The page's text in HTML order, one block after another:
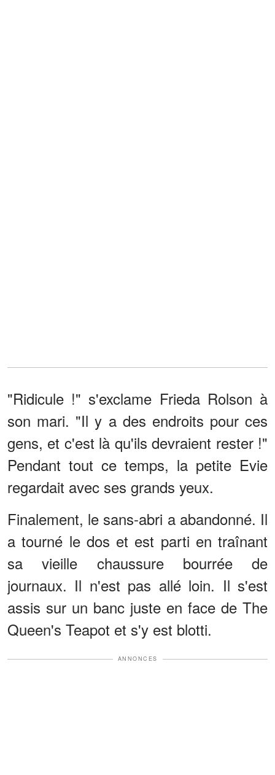
"Ridicule !" s'exclame Frieda Rolson à
son mari. "Il y a des endroits pour ces
gens, et c'est là qu'ils devraient rester !"
Pendant tout ce temps, la petite Evie
regardait avec ses grands yeux.
Finalement, le sans-abri a abandonné. Il
a tourné le dos et est parti en traînant
sa vieille chaussure bourrée de
journaux. Il n'est pas allé loin. Il s'est
assis sur un banc juste en face de The
Queen's Teapot et s'y est blotti.
ANNONCES